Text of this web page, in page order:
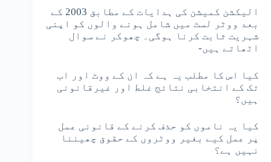
الیکشن کمیشن کی ہدایات کے مطابق 2003 کے
بعد ووٹر لسٹ میں شامل ہونے والوں کو اپنی
شہریت ثابت کرنا ہوگی۔ چھوکر نے سوال
اٹھاتے ہیں-
کیا اس کا مطلب یہ ہے کہ ان کے ووٹ اور اب
تک کے انتخابی نتائج غلط اور غیرقانونی
ہیں؟
کیا یہ ناموں کو حذف کرنے کے قانونی عمل
پر عمل کیے بغیر ووٹروں کے حقوق چھیننا
نہیں ہے؟